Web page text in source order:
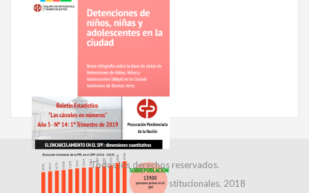
Todos los derechos reservados.
Dirección de Relaciones Institucionales. 2018